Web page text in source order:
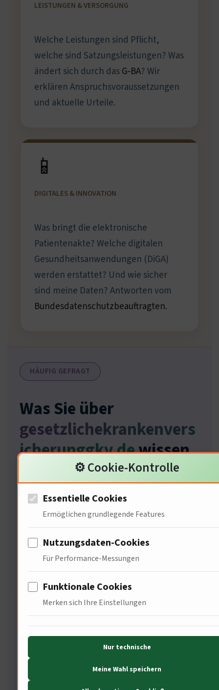
LEISTUNGEN & VERSORGUNG
Welche Leistungen sind Pflicht,
welche sind Satzungsleistungen? Was
ändert sich durch dasG‑BA? Wir
erklären Anspruchsvoraussetzungen
und aktuelle Urteile.
📱
DIGITALES & INNOVATION
Was bringt die elektronische
Patientenakte? Welche digitalen
Gesundheitsanwendungen (DiGA)
werden erstattet? Und wie sicher
sind meine Daten? Antworten vom
Bundesdatenschutzbeauftragten.
HÄUFIG GEFRAGT
Was Sie über
gesetzlichekrankenvers
icherunggkv.dewissen
Antworten zu unserer Arbeitsweise, den
Autoren und dem Mehrwert unserer
Was unterscheidet Ihre Seite
von anderen GKV-
Wir schreiben keine
⚙️ Cookie-Kontrolle
Essentielle Cookies
Ermöglichen grundlegende Features
Nutzungsdaten-Cookies
Für Performance-Messungen
Funktionale Cookies
Merken sich Ihre Einstellungen
Nur technische
Meine Wahl speichern